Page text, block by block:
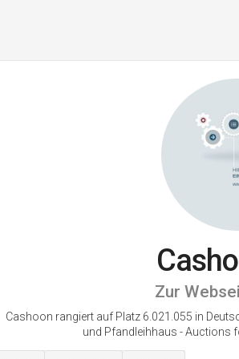
Zur
Cashoon rangiert auf Platz 6.021.055 in
und Pfandleihhaus - Auctions